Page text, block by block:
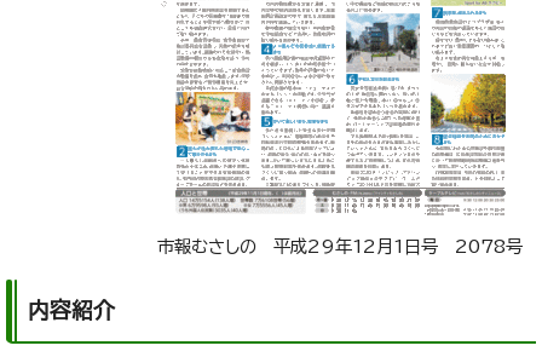
市報むさしの 平成29年12月1日号 2078号
内容紹介